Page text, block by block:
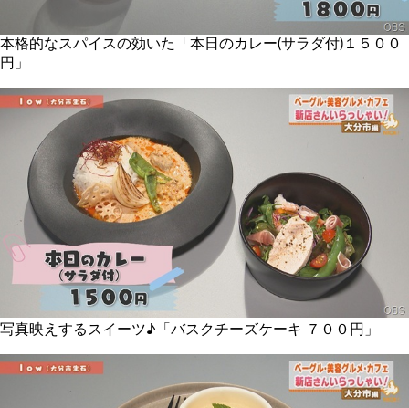
本格的なスパイスの効いた「本日のカレー(サラダ付)１５００
円」
写真映えするスイーツ♪「バスクチーズケーキ ７００円」